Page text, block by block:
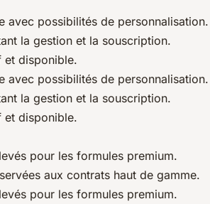
avec possibilités de personnalisation.
la gestion et la souscription.
et disponible.
avec possibilités de personnalisation.
la gestion et la souscription.
et disponible.
pour les formules premium.
aux contrats haut de gamme.
pour les formules premium.